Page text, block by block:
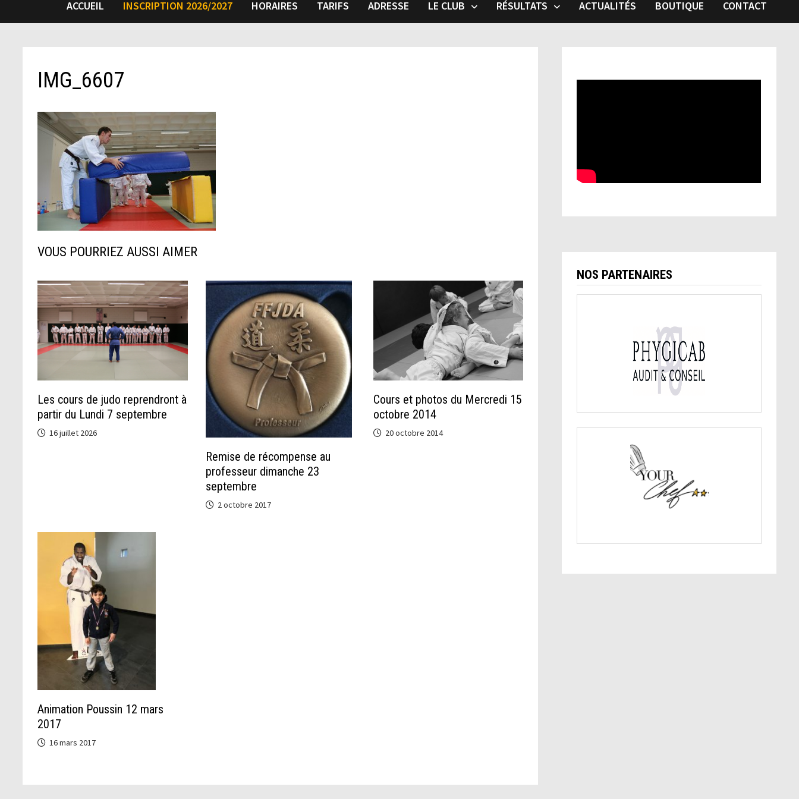
ACCUEIL INSCRIPTION 2026/2027 HORAIRES TARIFS ADRESSE LE CLUB RÉSULTATS ACTUALITÉS BOUTIQUE CONTACT
IMG_6607
VOUS POURRIEZ AUSSI AIMER
Les cours de judo reprendront à
partir du Lundi 7 septembre
16 juillet 2026
Remise de récompense au
professeur dimanche 23
septembre
2 octobre 2017
Cours et photos du Mercredi 15
octobre 2014
20 octobre 2014
Animation Poussin 12 mars
2017
16 mars 2017
NOS PARTENAIRES